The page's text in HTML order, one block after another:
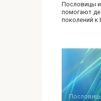
Пословицы и
помогают
поколений